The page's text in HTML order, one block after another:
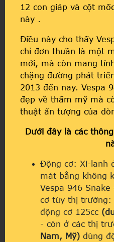
12 con giáp và cột
này .
Điều này cho thấy
chỉ đơn thuần là một
mới, mà còn mang
chặng đường phát
2013 đến nay. Vespa
đẹp về thẩm mỹ mà
thuật ấn tượng của
Dưới đây là các
Động cơ: Xi-lanh
mát bằng không
Vespa 946
cơ tùy thị trường:
động cơ 125cc
- còn ở các thị
Nam, Mỹ) dùng